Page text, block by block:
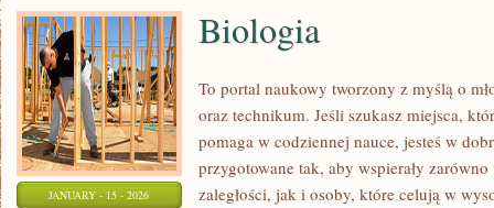
JANUARY - 15 - 2026
Biologia
To portal naukowy tworzony z myślą o
oraz technikum. Jeśli szukasz miejsca,
pomaga w codziennej nauce, jesteś w
przygotowane tak, aby wspierały
zaległości, jak i osoby, które celują w